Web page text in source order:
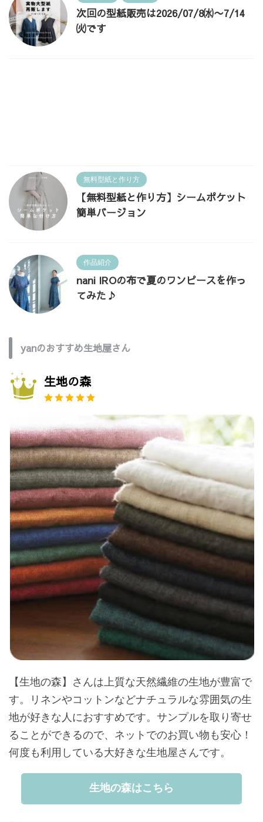
次回の型紙販売は2026/07/8㈬〜7/14
㈫です
無料型紙と作り方
【無料型紙と作り方】シームポケット
簡単バージョン
作品紹介
nani IROの布で夏のワンピースを作っ
てみた♪
yanのおすすめ生地屋さん
生地の森
【生地の森】さんは上質な天然繊維の生地が豊富で
す。リネンやコットンなどナチュラルな雰囲気の生
地が好きな人におすすめです。サンプルを取り寄せ
ることができるので、ネットでのお買い物も安心！
何度も利用している大好きな生地屋さんです。
生地の森はこちら